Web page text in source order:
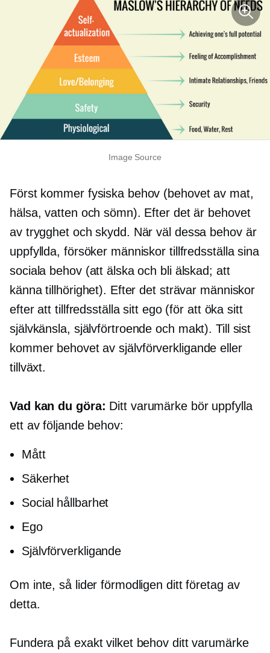
Image Source
Först kommer fysiska behov (behovet av mat,
hälsa, vatten och sömn). Efter det är behovet
av trygghet och skydd. När väl dessa behov är
uppfyllda, försöker människor tillfredsställa sina
sociala behov (att älska och bli älskad; att
känna tillhörighet). Efter det strävar människor
efter att tillfredsställa sitt ego (för att öka sitt
självkänsla, självförtroende och makt). Till sist
kommer behovet avsjälvförverkligande eller
tillväxt.
Vad kan du göra: Ditt varumärke bör uppfylla
ett av följande behov:
Mått
Säkerhet
Social hållbarhet
Ego
Självförverkligande
Om inte, så lider förmodligen ditt företag av
detta.
Fundera på exakt vilket behov ditt varumärke